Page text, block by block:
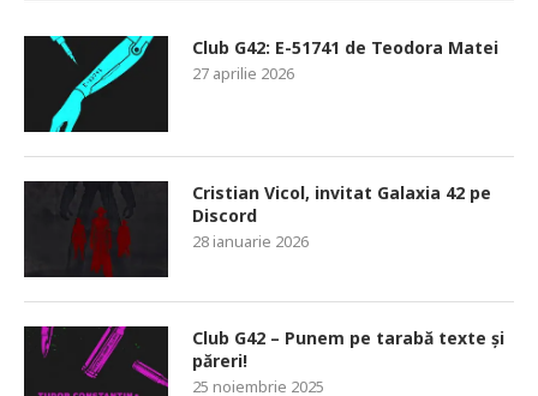
Club G42: E-51741 de Teodora Matei
27 aprilie 2026
Cristian Vicol, invitat Galaxia 42 pe
Discord
28 ianuarie 2026
Club G42 – Punem pe tarabă texte și
păreri!
25 noiembrie 2025